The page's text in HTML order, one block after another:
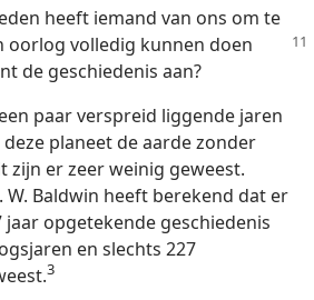
heeft iemand van ons om te
oorlog volledig kunnen doen
de geschiedenis aan?
paar verspreid liggende jaren
planeet de aarde zonder
zijn er zeer weinig geweest.
Baldwin heeft berekend dat er
jaar opgetekende geschiedenis
en slechts 227
3